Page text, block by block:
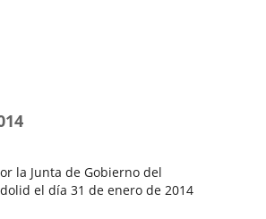
la Junta de Gobierno del
el día 31 de enero de 2014